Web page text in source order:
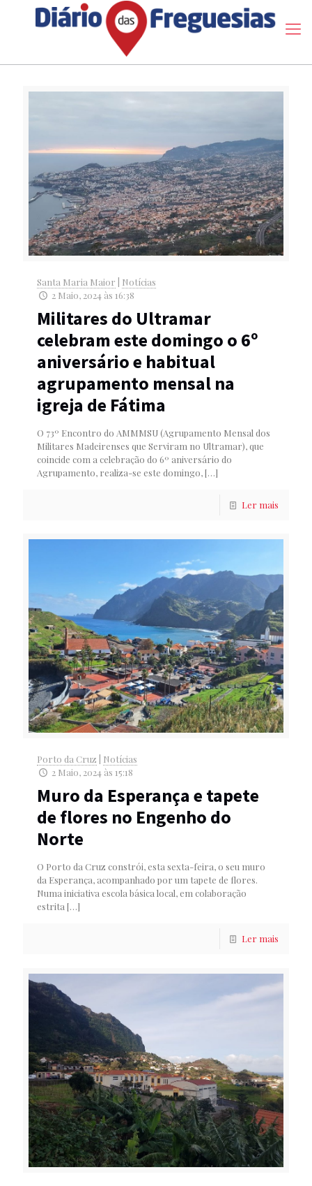
Santa Maria Maior
Notícias
2 Maio, 2024 às 16:38
Militares do Ultramar
celebram este domingo o 6º
aniversário e habitual
agrupamento mensal na
igreja de Fátima
O 73º Encontro do AMMMSU (Agrupamento Mensal dos
Militares Madeirenses que Serviram no Ultramar), que
coincide com a celebração do 6º aniversário do
Agrupamento, realiza-se este domingo,[…]
Ler mais
Porto da Cruz
Notícias
2 Maio, 2024 às 15:18
Muro da Esperança e tapete
de flores no Engenho do
Norte
O Porto da Cruz constrói, esta sexta-feira, o seu muro
da Esperança, acompanhado por um tapete de flores.
Numa iniciativa escola básica local, em colaboração
estrita […]
Ler mais